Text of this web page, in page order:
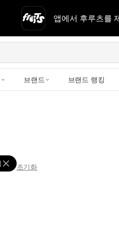
앱에서 후루츠를
브랜드 브랜드 랭킹
초기화